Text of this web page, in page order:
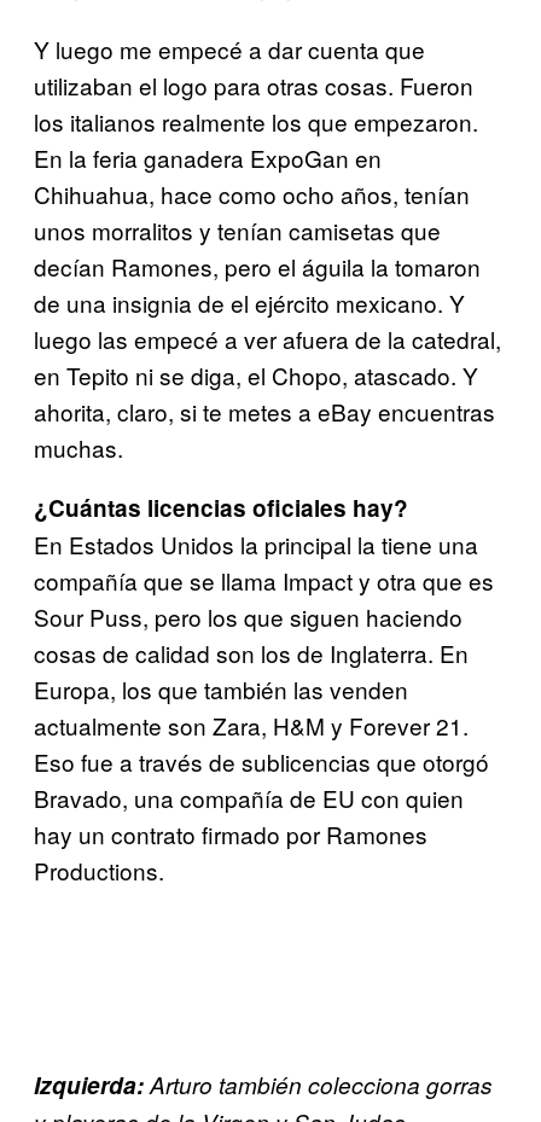
Y luego me empecé a dar cuenta que
utilizaban el logo para otras cosas. Fueron
los italianos realmente los que empezaron.
En la feria ganadera ExpoGan en
Chihuahua, hace como ocho años, tenían
unos morralitos y tenían camisetas que
decían Ramones, pero el águila la tomaron
de una insignia de el ejército mexicano. Y
luego las empecé a ver afuera de la catedral,
en Tepito ni se diga, el Chopo, atascado. Y
ahorita, claro, si te metes a eBay encuentras
muchas.
¿Cuántas licencias oficiales hay?
En Estados Unidos la principal la tiene una
compañía que se llama Impact y otra que es
Sour Puss, pero los que siguen haciendo
cosas de calidad son los de Inglaterra. En
Europa, los que también las venden
actualmente son Zara, H&M y Forever 21.
Eso fue a través de sublicencias que otorgó
Bravado, una compañía de EU con quien
hay un contrato firmado por Ramones
Productions.
Izquierda:Arturo también colecciona gorras